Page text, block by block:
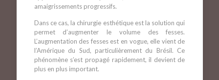
amaigrissements progressifs.
Dans ce cas, la chirurgie esthétique est la solution qui
permet d’augmenter le volume des fesses.
L’augmentation des fesses est en vogue, elle vient de
l’Amérique du Sud, particulièrement du Brésil. Ce
phénomène s’est propagé rapidement, il devient de
plus en plus important.